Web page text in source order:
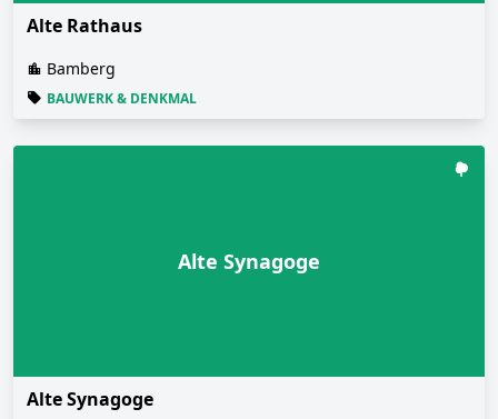
Alte Rathaus
Bamberg
BAUWERK & DENKMAL
Alte Synagoge
Alte Synagoge